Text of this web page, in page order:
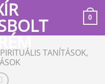
0
TANÍTÁSOK,